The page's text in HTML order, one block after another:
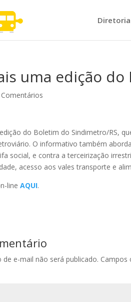
Diretoria
uma edição
do Boletim do Sindimetro/RS,
O informativo também
social, e contra a terceirização
acesso aos vales transporte e
lineAQUI.
de e-mail não será publicado.